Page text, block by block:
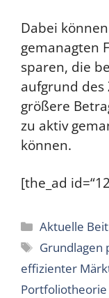
Dabei
gemanagten
sparen, die
aufgrund des
größere
zu aktiv
können.
[the_ad
Kategorien
Aktuelle
Grundlagen
effizienter
Portfoliotheorie